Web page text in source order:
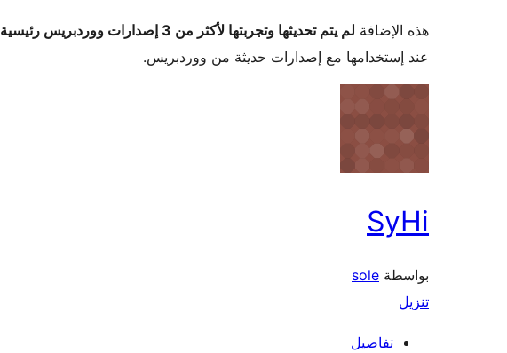
الإضافات
هذه الإضافة لم يتم تحديثها وتجربتها لأكثر من 3 إصدارات ووردبريس رئيسية
عند إستخدامها مع إصدارات حديثة من ووردبريس.
SyHi
بواسطة sole
تنزيل
تفاصيل